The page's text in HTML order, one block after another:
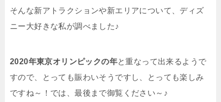
そんな新アトラクションや新エリアについて、ディズ
ニー大好きな私が調べました♪
2020年東京オリンピックの年と重なって出来るようで
すので、とっても賑わいそうですし、とっても楽しみ
ですね～！では、最後まで御覧ください～♪